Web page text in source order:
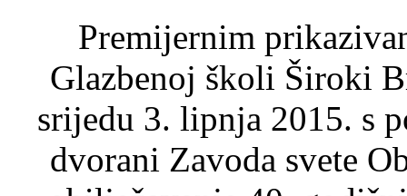
Premijernim
Glazbenoj školi Široki
srijedu 3. lipnja 2015. s
dvorani Zavoda svete